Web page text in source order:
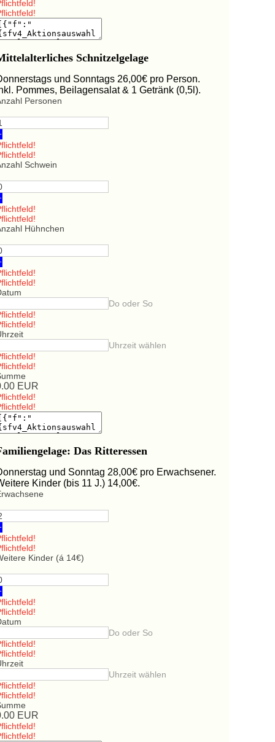
Schnitzelgelage
und Sonntags 26,00€ pro Person.
Pommes, Beilagensalat & 1 Getränk (0,5l).
Personen
Schwein
Hühnchen
Do oder So
Uhrzeit wählen
EUR
Das Ritteressen
und Sonntag 28,00€ pro Erwachsener.
Kinder (bis 11 J.) 14,00€.
Kinder (á 14€)
Do oder So
Uhrzeit wählen
EUR